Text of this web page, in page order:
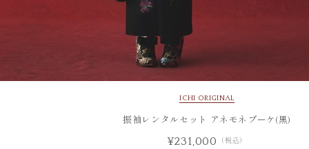
ICHI ORIGINAL
振袖レンタルセット アネモネブーケ(黒)
¥231,000 （税込）